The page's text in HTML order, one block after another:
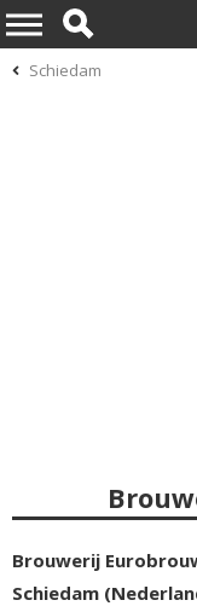
Schiedam
Brouwerij
Schiedam